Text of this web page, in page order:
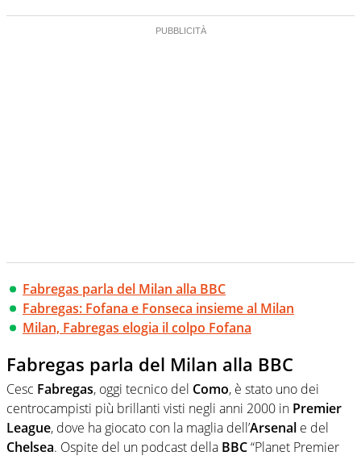
Fabregas parla del Milan alla BBC
Fabregas: Fofana e Fonseca insieme al Milan
Milan, Fabregas elogia il colpo Fofana
Fabregas parla del Milan alla BBC
Cesc Fabregas, oggi tecnico del Como, è stato uno dei
centrocampisti più brillanti visti negli anni 2000 in Premier
League, dove ha giocato con la maglia dell’Arsenal e del
Chelsea. Ospite del un podcast della BBC“Planet Premier